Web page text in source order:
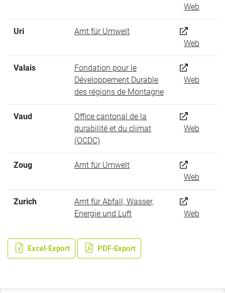
Web
Uri
Amt für Umwelt
Web
Valais
Fondation pour le
Développement Durable
des régions de Montagne
Web
Vaud
Office cantonal de la
durabilité et du climat
(OCDC)
Web
Zoug
Amt für Umwelt
Web
Zurich
Amt für Abfall, Wasser,
Energie und Luft
Web
Excel-Export PDF-Export